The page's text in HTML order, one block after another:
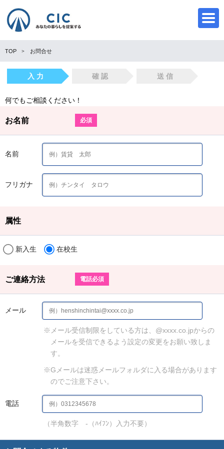
CIC
TOP お問合せ
入 力 確 認 送 信
何でもご相談ください！
お名前 必須
名前
フリガナ
属性
新入生 在校生
ご連絡方法 電話必須
メール
※メール受信制限をしている方は、@xxxx.co.jpからの
メールを受信できるよう設定の変更をお願い致しま
す。
※Gメールは迷惑メールフォルダに入る場合があります
のでご注意下さい。
電話
（半角数字 -（ﾊｲﾌﾝ）入力不要）